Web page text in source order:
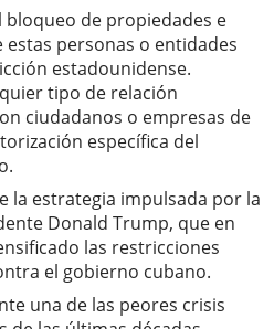
bloqueo de propiedades e
personas o entidades
estadounidense.
tipo de relación
ciudadanos o empresas de
específica del
la estrategia impulsada por la
Donald Trump, que en
las restricciones
el gobierno cubano.
una de las peores crisis